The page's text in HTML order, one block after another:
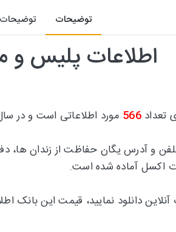
توضیحات
اطلاعات پلیس و
تعداد566 مورد اطلاعاتی است و در سال 1400 بروزرسانی شده
اکسل آماده شده است.
آنلاین دانلود نمایید، قیمت این